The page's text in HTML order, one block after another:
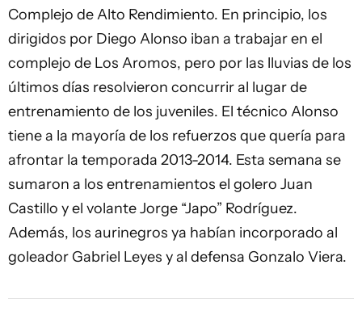
Complejo de Alto Rendimiento. En principio, los
dirigidos por Diego Alonso iban a trabajar en el
complejo de Los Aromos, pero por las lluvias de los
últimos días resolvieron concurrir al lugar de
entrenamiento de los juveniles. El técnico Alonso
tiene a la mayoría de los refuerzos que quería para
afrontar la temporada 2013-2014. Esta semana se
sumaron a los entrenamientos el golero Juan
Castillo y el volante Jorge “Japo” Rodríguez.
Además, los aurinegros ya habían incorporado al
goleador Gabriel Leyes y al defensa Gonzalo Viera.